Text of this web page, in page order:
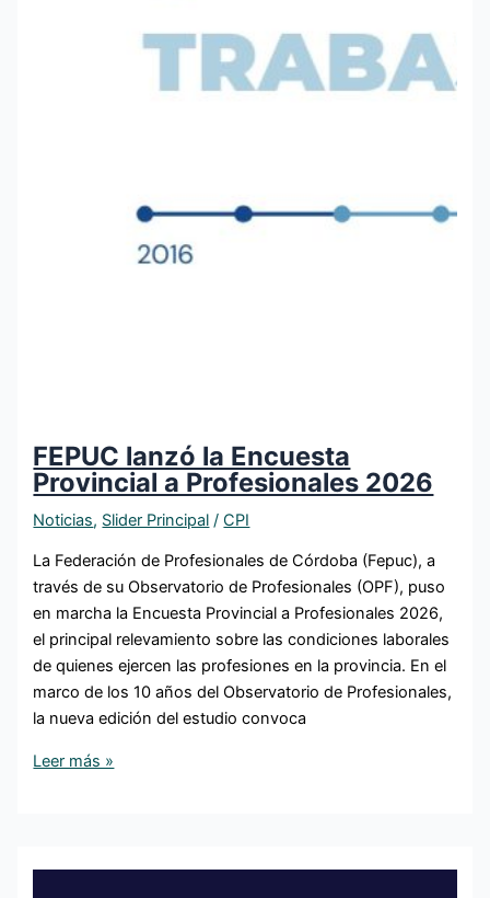
FEPUC lanzó la Encuesta
Provincial a Profesionales 2026
Noticias, Slider Principal /CPI
La Federación de Profesionales de Córdoba (Fepuc), a
través de su Observatorio de Profesionales (OPF), puso
en marcha la Encuesta Provincial a Profesionales 2026,
el principal relevamiento sobre las condiciones laborales
de quienes ejercen las profesiones en la provincia. En el
marco de los 10 años del Observatorio de Profesionales,
la nueva edición del estudio convoca
Leer más »